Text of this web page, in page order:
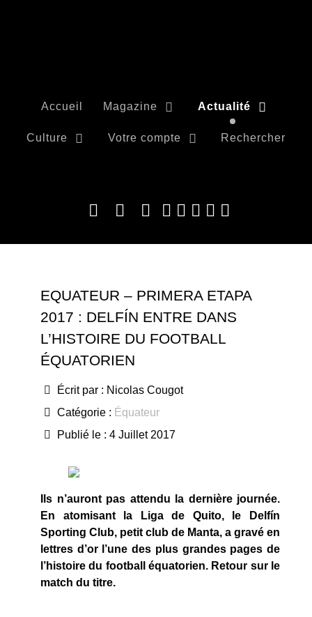
Accueil Magazine Actualité
Culture Votre compte Rechercher
EQUATEUR – PRIMERA ETAPA
2017 : DELFÍN ENTRE DANS
L’HISTOIRE DU FOOTBALL
ÉQUATORIEN
Écrit par : Nicolas Cougot
Catégorie : Équateur
Publié le : 4 Juillet 2017
Ils n’auront pas attendu la dernière journée.
En atomisant la Liga de Quito, le Delfín
Sporting Club, petit club de Manta, a gravé en
lettres d’or l’une des plus grandes pages de
l’histoire du football équatorien. Retour sur le
match du titre.